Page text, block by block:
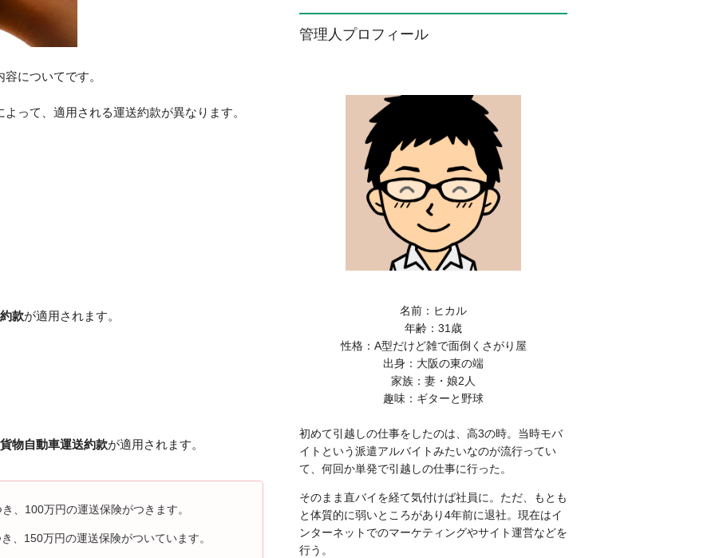
についてです。
って、適用される運送約款が異なります。
款が適用されます。
物自動車運送約款が適用されます。
、100万円の運送保険がつきます。
、150万円の運送保険がついています。
管理人プロフィール
名前：ヒカル
年齢：31歳
性格：A型だけど雑で面倒くさがり屋
出身：大阪の東の端
家族：妻・娘2人
趣味：ギターと野球
初めて引越しの仕事をしたのは、高3の時。当時モバ
イトという派遣アルバイトみたいなのが流行ってい
て、何回か単発で引越しの仕事に行った。
そのまま直バイを経て気付けば社員に。ただ、もとも
と体質的に弱いところがあり4年前に退社。現在はイ
ンターネットでのマーケティングやサイト運営などを
行う。